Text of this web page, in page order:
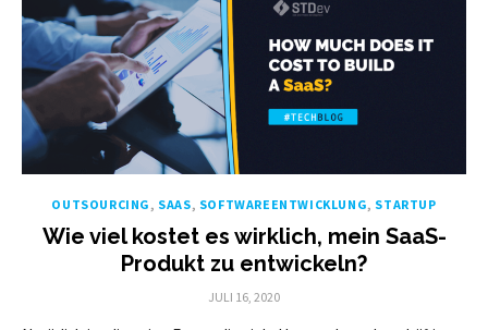
OUTSOURCING , SAAS, SOFTWAREENTWICKLUNG, STARTUP
Wie viel kostet es wirklich, mein SaaS-
Produkt zu entwickeln?
POSTED
JULI 16, 2020